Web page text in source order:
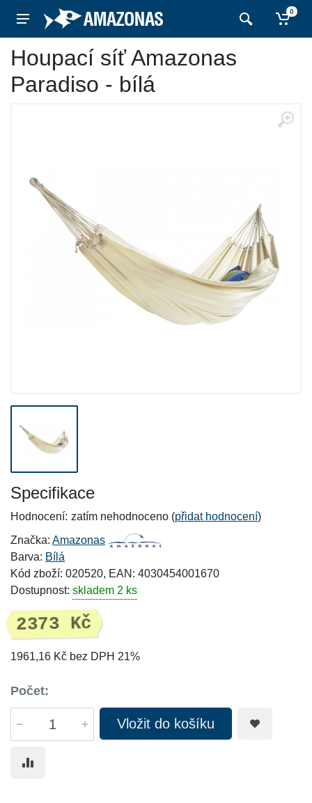
0
Houpací síť Amazonas
Paradiso - bílá
Specifikace
Hodnocení: zatím nehodnoceno (přidat hodnocení)
Značka: Amazonas
Barva: Bílá
Kód zboží: 020520, EAN: 4030454001670
Dostupnost: skladem 2 ks
2373 Kč
1961,16 Kč bez DPH 21%
Počet:
Vložit do košíku